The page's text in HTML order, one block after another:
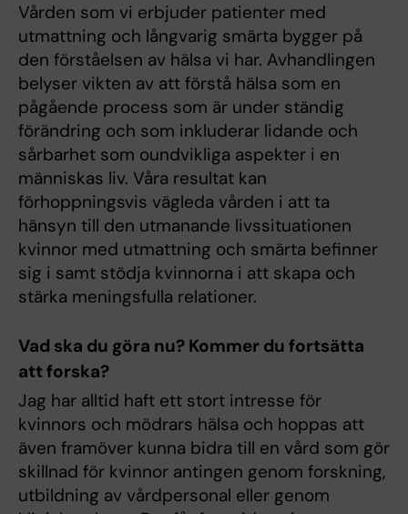
Vården som vi erbjuder patienter med
utmattning och långvarig smärta bygger på
den förståelsen av hälsa vi har. Avhandlingen
belyser vikten av att förstå hälsa som en
pågående process som är under ständig
förändring och som inkluderar lidande och
sårbarhet som oundvikliga aspekter i en
människas liv. Våra resultat kan
förhoppningsvis vägleda vården i att ta
hänsyn till den utmanande livssituationen
kvinnor med utmattning och smärta befinner
sig i samt stödja kvinnorna i att skapa och
stärka meningsfulla relationer.
Vad ska du göra nu? Kommer du fortsätta
att forska?
Jag har alltid haft ett stort intresse för
kvinnors och mödrars hälsa och hoppas att
även framöver kunna bidra till en vård som gör
skillnad för kvinnor antingen genom forskning,
utbildning av vårdpersonal eller genom